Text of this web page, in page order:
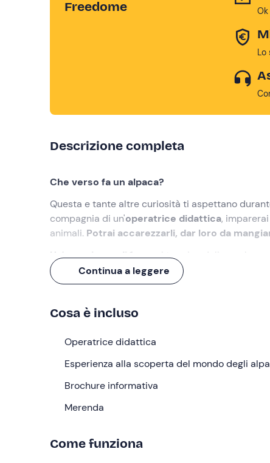
Freedome
Lo
Descrizione completa
Che verso fa un alpaca?
Questa e tante altre curiosità ti aspettano
compagnia di un'operatrice didattica,
animali. Potrai accarezzarli, dar loro da
Un'esperienza di 1 ora, al termine della quale
Cosa faremo
L'appuntamento è
attenderci l'operatrice didattica
Radunati tutti i partecipanti, l'esperienza
animali. Successivamente incontreremo le star
solo alcuni degli alpaca con i quali potremo
l'operatrice mostrerà la trasformazione della
possibile produrre abbigliamento, accessori e
Continua a leggere
Cosa è incluso
Operatrice didattica
Esperienza alla scoperta del mondo degli
Brochure informativa
Merenda
Come funziona